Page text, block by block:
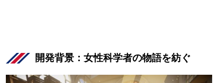
開発背景：女性科学者の物語を紡ぐ